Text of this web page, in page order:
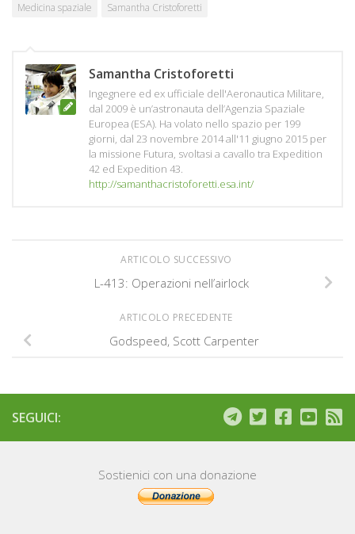
Medicina spaziale
Samantha Cristoforetti
Samantha Cristoforetti
Ingegnere ed ex ufficiale dell'Aeronautica Militare,
dal 2009 è un’astronauta dell’Agenzia Spaziale
Europea (ESA). Ha volato nello spazio per 199
giorni, dal 23 novembre 2014 all'11 giugno 2015 per
la missione Futura, svoltasi a cavallo tra Expedition
42 ed Expedition 43.
http://samanthacristoforetti.esa.int/
ARTICOLO SUCCESSIVO
L-413: Operazioni nell’airlock
ARTICOLO PRECEDENTE
Godspeed, Scott Carpenter
SEGUICI:
Sostienici con una donazione